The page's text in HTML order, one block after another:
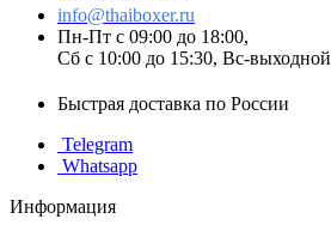
info@thaiboxer.ru
Пн-Пт с 09:00 до 18:00,
Сб с 10:00 до 15:30, Вс-выходной
Быстрая доставка по России
Telegram
Whatsapp
Информация